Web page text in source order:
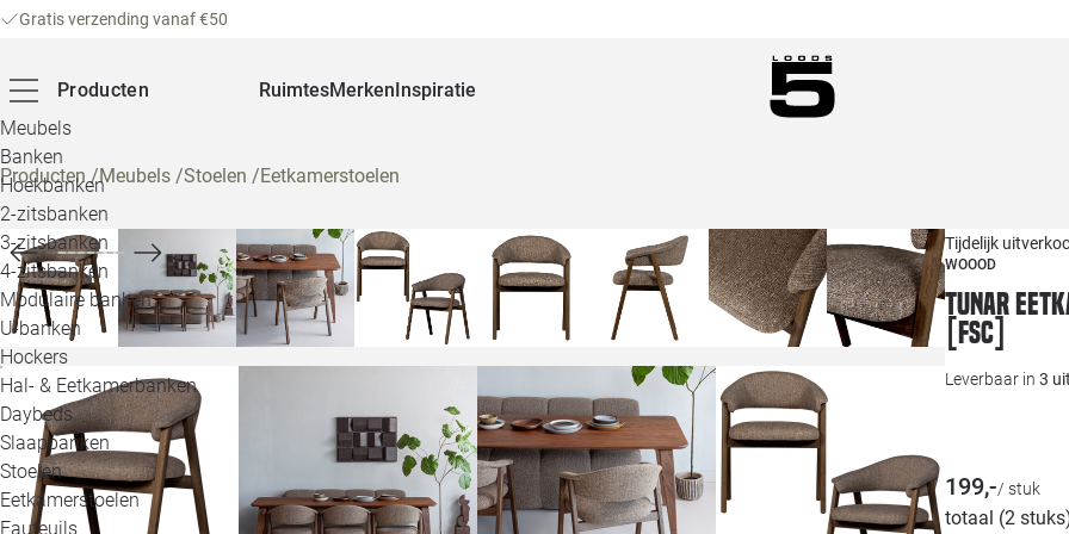
Gratis verzending vanaf €50
Producten
Meubels
Banken
Hoekbanken
2-zitsbanken
3-zitsbanken
4-zitsbanken
Modulaire banken
U-banken
Hockers
Hal- & Eetkamerbanken
Daybeds
Slaapbanken
Stoelen
Eetkamerstoelen
Fauteuils
RuimtesMerkenInspiratie
Producten/Meubels /Stoelen /Eetkamerstoelen
Tijdelijk
WOOOD
Tunar
[fsc]
Leverbaar in 3
199,-/ stuk
totaal (2